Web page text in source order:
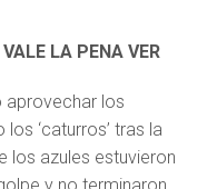
LA PENA VER
aprovechar los
‘caturros’ tras la
los azules estuvieron